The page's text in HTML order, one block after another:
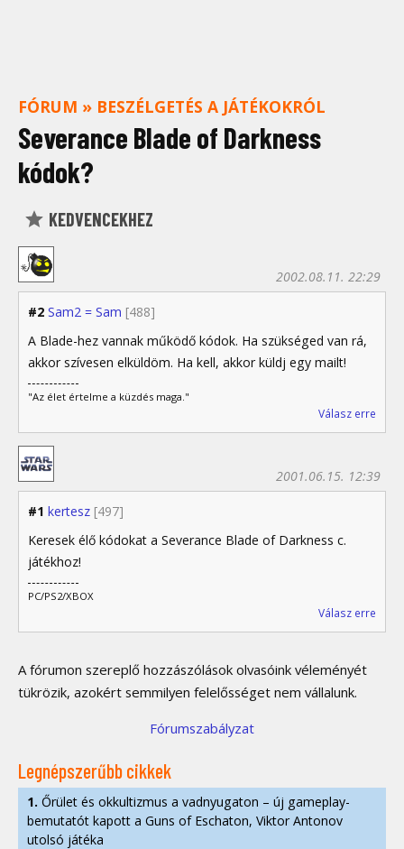
FÓRUM » BESZÉLGETÉS A JÁTÉKOKRÓL
Severance Blade of Darkness
kódok?
KEDVENCEKHEZ
#2 Sam2 = Sam [488]
2002.08.11. 22:29
A Blade-hez vannak működő kódok. Ha szükséged van rá,
akkor szívesen elküldöm. Ha kell, akkor küldj egy mailt!
"Az élet értelme a küzdés maga."
Válasz erre
#1 kertesz [497]
2001.06.15. 12:39
Keresek élő kódokat a Severance Blade of Darkness c.
játékhoz!
PC/PS2/XBOX
Válasz erre
A fórumon szereplő hozzászólások olvasóink véleményét
tükrözik, azokért semmilyen felelősséget nem vállalunk.
Fórumszabályzat
Legnépszerűbb cikkek
1. Őrület és okkultizmus a vadnyugaton – új gameplay-
bemutatót kapott a Guns of Eschaton, Viktor Antonov
utolsó játéka